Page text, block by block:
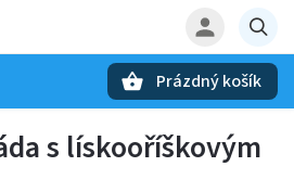
Prázdný košík
s lískooříškovým